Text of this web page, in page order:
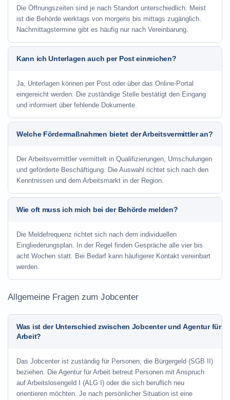
Die Öffnungszeiten sind je nach Standort unterschiedlich. Meist
ist die Behörde werktags von morgens bis mittags zugänglich.
Nachmittagstermine gibt es häufig nur nach Vereinbarung.
Kann ich Unterlagen auch per Post einreichen?
Ja, Unterlagen können per Post oder über das Online-Portal
eingereicht werden. Die zuständige Stelle bestätigt den Eingang
und informiert über fehlende Dokumente.
Welche Fördermaßnahmen bietet der Arbeitsvermittler an?
Der Arbeitsvermittler vermittelt in Qualifizierungen, Umschulungen
und geförderte Beschäftigung. Die Auswahl richtet sich nach den
Kenntnissen und dem Arbeitsmarkt in der Region.
Wie oft muss ich mich bei der Behörde melden?
Die Meldefrequenz richtet sich nach dem individuellen
Eingliederungsplan. In der Regel finden Gespräche alle vier bis
acht Wochen statt. Bei Bedarf kann häufigerer Kontakt vereinbart
werden.
Allgemeine Fragen zum Jobcenter
Was ist der Unterschied zwischen Jobcenter und Agentur für
Arbeit?
Das Jobcenter ist zuständig für Personen, die Bürgergeld (SGB II)
beziehen. Die Agentur für Arbeit betreut Personen mit Anspruch
auf Arbeitslosengeld I (ALG I) oder die sich beruflich neu
orientieren möchten. Je nach persönlicher Situation ist eine